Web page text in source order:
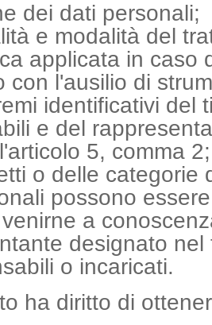
dei dati personali;
e modalità del
applicata in caso
con l'ausilio di
identificativi del
e del
5, comma 2;
o delle categorie
possono
a
designato
o incaricati.
ha diritto di